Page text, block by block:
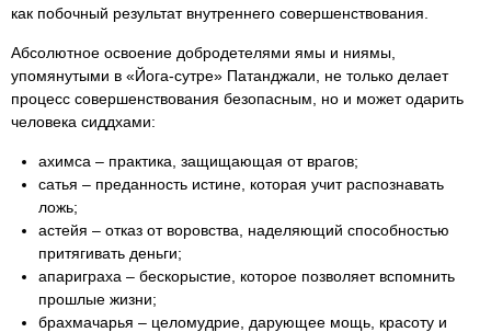
как побочный результат внутреннего совершенствования.
Абсолютное освоение добродетелями ямы и ниямы,
упомянутыми в «Йога-сутре» Патанджали, не только делает
процесс совершенствования безопасным, но и может одарить
человека сиддхами:
ахимса – практика, защищающая от врагов;
сатья – преданность истине, которая учит распознавать
ложь;
астейя – отказ от воровства, наделяющий способностью
притягивать деньги;
апариграха – бескорыстие, которое позволяет вспомнить
прошлые жизни;
брахмачарья – целомудрие, дарующее мощь, красоту и